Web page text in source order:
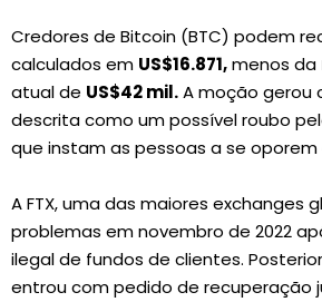
Credores de Bitcoin (BTC) podem
calculados em US$16.871,menos da
atual de US$42 mil.A moção gerou
descrita como um possível roubo
que instam as pessoas a se oporem
A FTX, uma das maiores exchanges
problemas em novembro de 2022
ilegal de fundos de clientes.
entrou com pedido de recuperação